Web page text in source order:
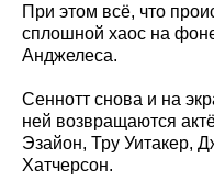
При этом всё, что
сплошной хаос на
Анджелеса.
Сеннотт снова и на
ней возвращаются
Эзайон, Тру Уитакер,
Хатчерсон.